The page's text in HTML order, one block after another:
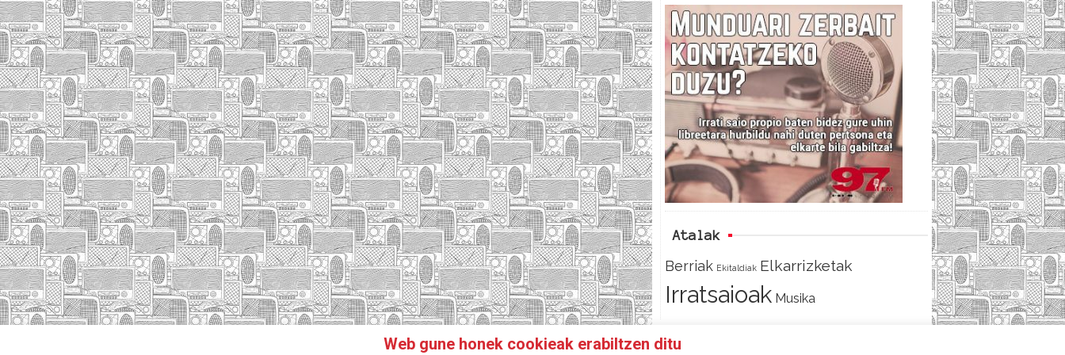
c
e
b
o
o
i
t
t
e
r
e
d
Atalak
Berriak Ekitaldiak Elkarrizketak
Irratsaioak Musika
IZAN IRRATIKIDE! FACEBOOK TWITTER HARREMANETARAKO
Web gune honek cookieak erabiltzen ditu